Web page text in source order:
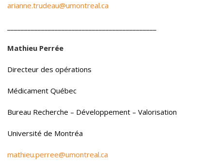
arianne.trudeau@umontreal.ca
Mathieu Perrée
Directeur des opérations
Médicament Québec
Bureau Recherche – Développement – Valorisation
Université de Montréa
mathieu.perree@umontreal.ca